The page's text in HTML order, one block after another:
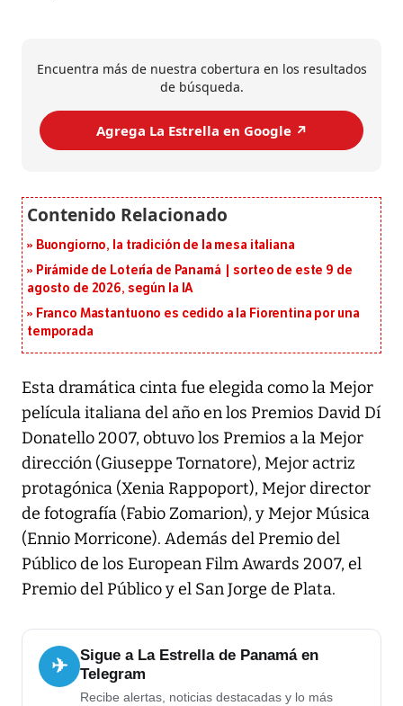
Encuentra más de nuestra cobertura en los resultados
de búsqueda.
Agrega La Estrella en Google ↗️
Buongiorno, la tradición de la mesa italiana
Pirámide de Lotería de Panamá | sorteo de este 9 de
agosto de 2026, según la IA
Franco Mastantuono es cedido a la Fiorentina por una
temporada
Esta dramática cinta fue elegida como la Mejor
película italiana del año en los Premios David Dí
Donatello 2007, obtuvo los Premios a la Mejor
dirección (Giuseppe Tornatore), Mejor actriz
protagónica (Xenia Rappoport), Mejor director
de fotografía (Fabio Zomarion), y Mejor Música
(Ennio Morricone). Además del Premio del
Público de los European Film Awards 2007, el
Premio del Público y el San Jorge de Plata.
✈
Sigue a La Estrella de Panamá en
Telegram
Recibe alertas, noticias destacadas y lo más